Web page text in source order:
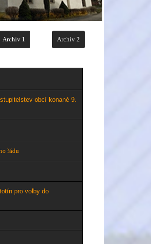
Archiv 1 Archiv 2
obcí konané 9.
řádu
pro volby do